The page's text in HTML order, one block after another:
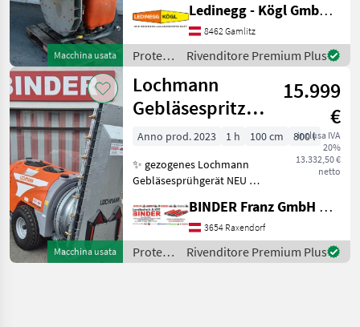
Macchina usata
für präzises und
abdriftminderndes Sprühen
entwickelt wurde. Mit ihrem
robusten Edelstahlge
Ledinegg - Kögl GmbH - Obst- und Weinbautechnik
8462 Gamlitz
Protezione
piante /
Dragone
Rivenditore Premium Plus
Macchina usata
Lochmann
Gebläsespritze
RPS 8/70 UQW
800l gezogen
15.999
€
inclusa IVA
20%
13.332,50 €
netto
Anno prod. 2023 1 h 100 cm
800 l
✨ gezogenes Lochmann
Gebläsesprühgerät NEU ✔️
serienmäßiger Ausführung
✔️ Inhalt : 800l ✔️ Drallfreies
Umkehrdoppelaxialquerstromge
BINDER Franz GmbH & CoKG
3654 Raxendorf
Protezione
piante /
Rivenditore Premium Plus